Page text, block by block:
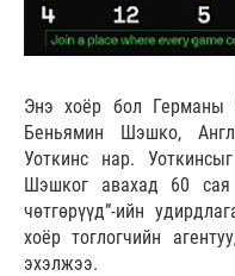
Энэ хоёр бол Германы
Беньямин Шэшко,
Уоткинс нар.
Шэшког авахад 60 сая
чөтгөрүүд”-ийн
хоёр тоглогчийн
эхэлжээ.